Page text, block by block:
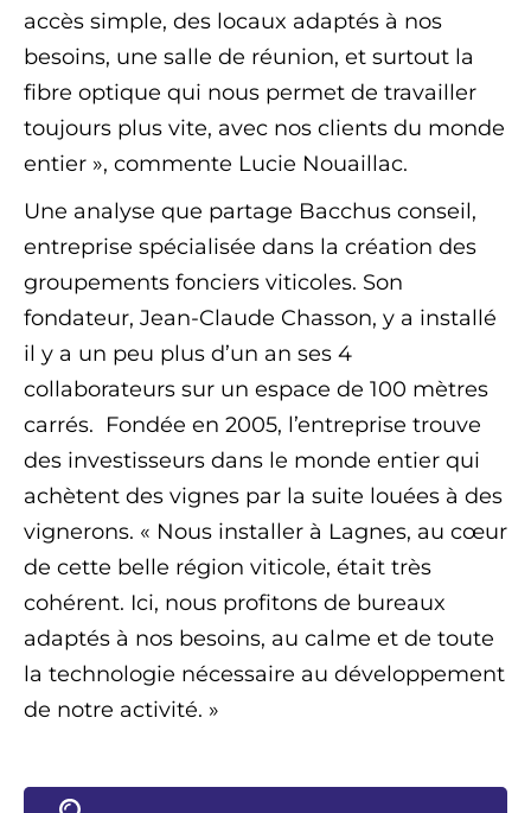
accès simple, des locaux adaptés à nos
besoins, une salle de réunion, et surtout la
fibre optique qui nous permet de travailler
toujours plus vite, avec nos clients du monde
entier », commente Lucie Nouaillac.
Une analyse que partage Bacchus conseil,
entreprise spécialisée dans la création des
groupements fonciers viticoles. Son
fondateur, Jean-Claude Chasson, y a installé
il y a un peu plus d’un an ses 4
collaborateurs sur un espace de 100 mètres
carrés. Fondée en 2005, l’entreprise trouve
des investisseurs dans le monde entier qui
achètent des vignes par la suite louées à des
vignerons. « Nous installer à Lagnes, au cœur
de cette belle région viticole, était très
cohérent. Ici, nous profitons de bureaux
adaptés à nos besoins, au calme et de toute
la technologie nécessaire au développement
de notre activité. »